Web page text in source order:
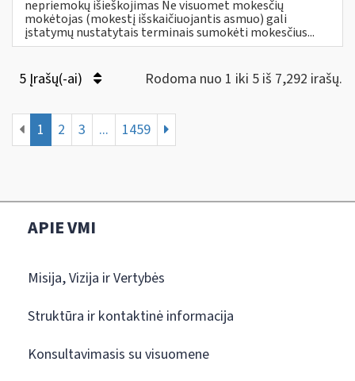
nepriemokų išieškojimas Ne visuomet mokesčių
mokėtojas (mokestį išskaičiuojantis asmuo) gali
įstatymų nustatytais terminais sumokėti mokesčius...
5 Įrašų(-ai) Rodoma nuo 1 iki 5 iš 7,292 irašų.
1 2 3 ... 1459
APIE VMI
Misija, Vizija ir Vertybės
Struktūra ir kontaktinė informacija
Konsultavimasis su visuomene